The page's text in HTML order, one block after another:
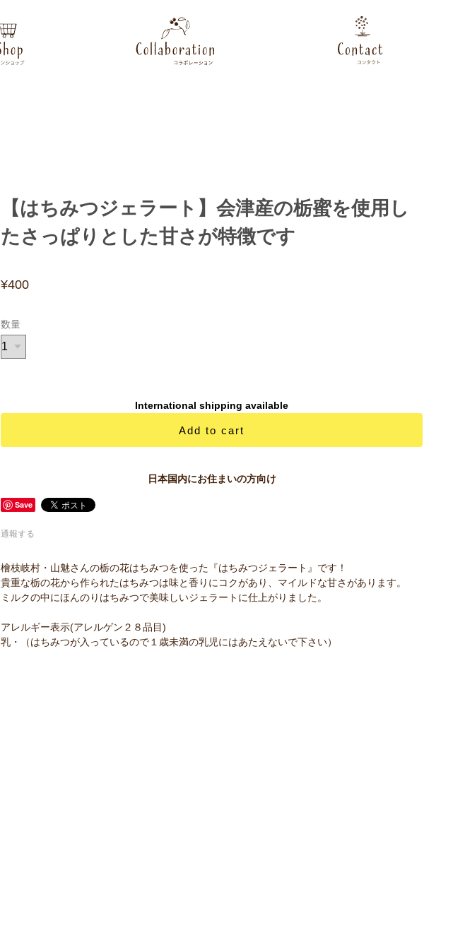
【はちみつジェラート】会津産の栃蜜を使用し
たさっぱりとした甘さが特徴です
¥400
数量
International shipping available
Add to cart
日本国内にお住まいの方向け
Save
通報する
檜枝岐村・山魅さんの栃の花はちみつを使った『はちみつジェラート』です！
貴重な栃の花から作られたはちみつは味と香りにコクがあり、マイルドな甘さがあります。
ミルクの中にほんのりはちみつで美味しいジェラートに仕上がりました。
アレルギー表示(アレルゲン２８品目)
乳・（はちみつが入っているので１歳未満の乳児にはあたえないで下さい）